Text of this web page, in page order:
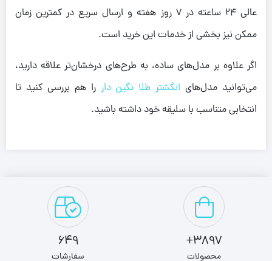
عالی 24 ساعته در 7 روز هفته و ارسال سریع در کمترین زمان
ممکن نیز بخشی از خدمات این خرید است.
اگر علاوه بر مدل‌های ساده، به طرح‌های درخشان‌تر علاقه دارید،
می‌توانید مدل‌های انگشتر طلا نگین دار را هم بررسی کنید تا
انتخابی متناسب با سلیقه خود داشته باشید.
3897+
محصولات
649
سفارشات